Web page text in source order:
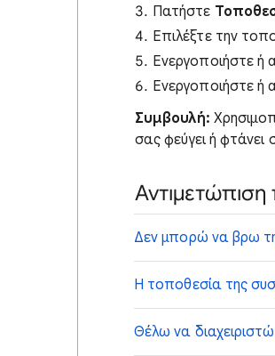
Πατήστε
Επιλέξτε την
Ενεργοποιήστε ή
Ενεργοποιήστε ή
Συμβουλή:
σας φεύγει ή φτάνει
Δεν μπορώ να βρω
Η τοποθεσία της
Θέλω να